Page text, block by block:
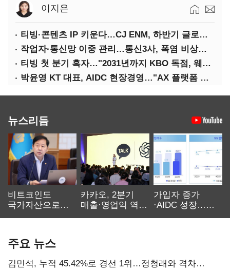
이지은
티빙·콘텐츠 IP 키운다…CJ ENM, 하반기 글로벌 확장 가속
작업자·통신망 이중 관리…통신3사, 폭염 비상대응 돌입
티빙 첫 분기 흑자…"2031년까지 KBO 독점, 웨이브 합병도 속도"
박윤영 KT 대표, AIDC 현장경영…"AX 플랫폼 핵심 인프라로 키운다"
뉴스리듬
비트코인도
국가자산으로…'
카카오, 2분기
매출·영업익 역대
가입자 증가
·AIDC 성장…
주요 뉴스
김민석, 누적 45.42%로 경선 1위…정청래와 격차